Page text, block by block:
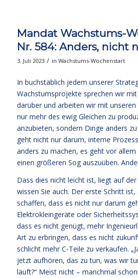
Mandat Wachstums-
Nr. 584: Anders, nicht
3. Juli 2023 / in Wachstums-Wochenstart
In buchstäblich jedem unserer
Wachstumsprojekte sprechen wir
darüber und arbeiten wir mit
nur mehr des ewig Gleichen zu
anzubieten, sondern Dinge anders
geht nicht nur darum, interne
anders zu machen, es geht vor
einen größeren Sog auszuüben.
Dass dies nicht leicht ist, liegt auf
wissen Sie auch. Der erste Schritt
schaffen, dass es nicht nur darum
Elektrokleingeräte oder
dass es nicht genügt, mehr
Art zu erbringen, dass es nicht
schlicht mehr C-Teile zu verkaufen.
jetzt aufhören, das zu tun, was wir
läuft?“ Meist nicht – manchmal